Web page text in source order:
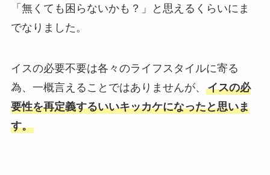
「無くても困らないかも？」と思えるくらいにま
でなりました。
イスの必要不要は各々のライフスタイルに寄る
為、一概言えることではありませんが、 イスの必
要性を再定義するいいキッカケになったと思いま
す。